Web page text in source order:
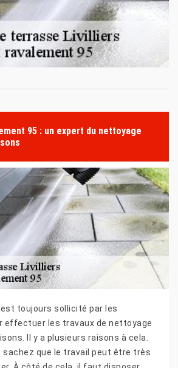
95 : un expert du nettoyage
toujours sollicité par les
effectuer les travaux de nettoyage
Il y a plusieurs raisons à cela.
sachez que le travail peut être très